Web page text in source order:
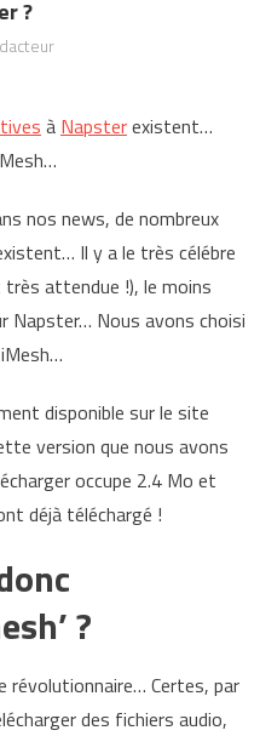
?
à Napsterexistent…
nos news, de nombreux
Il y a le très célébre
attendue !), le moins
Napster… Nous avons choisi
disponible sur le site
version que nous avons
occupe 2.4 Mo et
déjà téléchargé !
?
révolutionnaire… Certes, par
des fichiers audio,